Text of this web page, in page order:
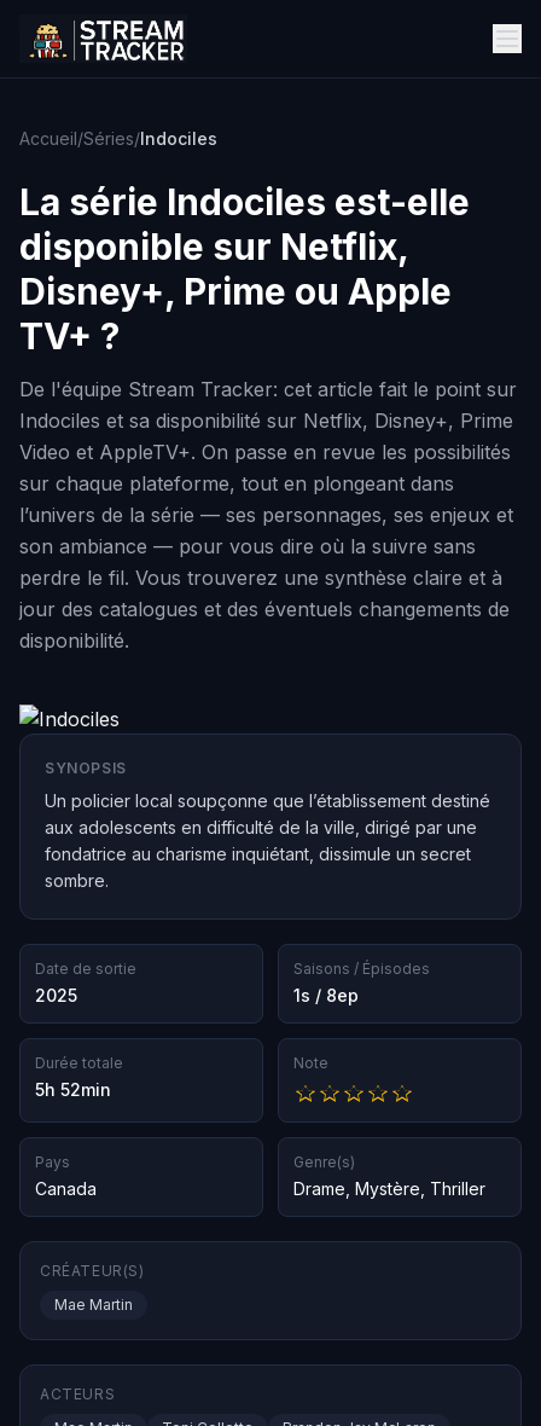
Accueil/Séries/Indociles
La série Indociles est-elle
disponible sur Netflix,
Disney+, Prime ou Apple
TV+ ?
De l'équipe Stream Tracker: cet article fait le point sur
Indociles et sa disponibilité sur Netflix, Disney+, Prime
Video et AppleTV+. On passe en revue les possibilités
sur chaque plateforme, tout en plongeant dans
l’univers de la série — ses personnages, ses enjeux et
son ambiance — pour vous dire où la suivre sans
perdre le fil. Vous trouverez une synthèse claire et à
jour des catalogues et des éventuels changements de
disponibilité.
SYNOPSIS
Un policier local soupçonne que l’établissement destiné
aux adolescents en difficulté de la ville, dirigé par une
fondatrice au charisme inquiétant, dissimule un secret
sombre.
Date de sortie
2025
Saisons / Épisodes
1s / 8ep
Durée totale
5h 52min
Note
Pays
Canada
Genre(s)
Drame Mystère Thriller
CRÉATEUR(S)
Mae Martin
ACTEURS